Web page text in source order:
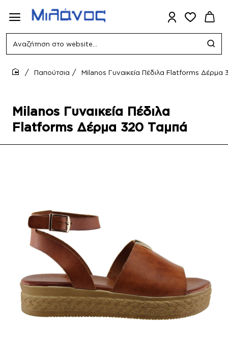
Αναζήτηση
website...
Milanos Γυναικεία Πέδιλα
Flatforms Δέρμα 320 Ταμπά
Παπούτσια Milanos Γυναικεία Πέδιλα Flatforms Δέρμα